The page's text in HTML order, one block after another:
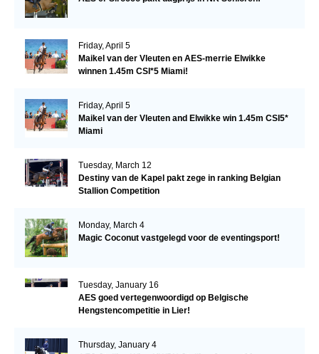
Friday, April 5
Maikel van der Vleuten en AES-merrie Elwikke
winnen 1.45m CSI*5 Miami!
Friday, April 5
Maikel van der Vleuten and Elwikke win 1.45m CSI5*
Miami
Tuesday, March 12
Destiny van de Kapel pakt zege in ranking Belgian
Stallion Competition
Monday, March 4
Magic Coconut vastgelegd voor de eventingsport!
Tuesday, January 16
AES goed vertegenwoordigd op Belgische
Hengstencompetitie in Lier!
Thursday, January 4